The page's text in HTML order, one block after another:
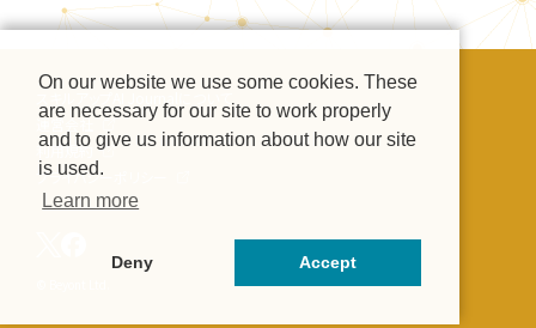
運営会社
利用規約
プライバシーポリシー
On our website we use some cookies. These
are necessary for our site to work properly
and to give us information about how our site
is used.
Learn more
Deny Accept